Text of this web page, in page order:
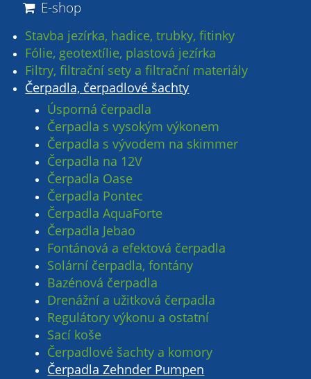
E-shop
Stavba jezírka, hadice, trubky, fitinky
Fólie, geotextílie, plastová jezírka
Filtry, filtrační sety a filtrační materiály
Čerpadla, čerpadlové šachty
Úsporná čerpadla
Čerpadla s vysokým výkonem
Čerpadla s vývodem na skimmer
Čerpadla na 12V
Čerpadla Oase
Čerpadla Pontec
Čerpadla AquaForte
Čerpadla Jebao
Fontánová a efektová čerpadla
Solární čerpadla, fontány
Bazénová čerpadla
Drenážní a užitková čerpadla
Regulátory výkonu a ostatní
Sací koše
Čerpadlové šachty a komory
Čerpadla Zehnder Pumpen